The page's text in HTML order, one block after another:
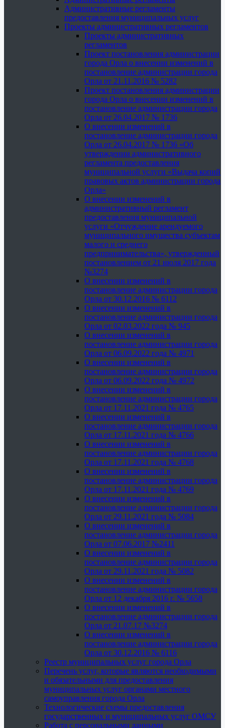
Административные регламенты
предоставления муниципальных услуг
Проекты административных регламентов
Проекты административных
регламентов
Проект постановления администрации
города Орла о внесении изменений в
постановление администрации города
Орла от 21.11.2016 № 5282
Проект постановления администрации
города Орла о внесении изменений в
постановление администрации города
Орла от 26.04.2017 № 1736
О внесении изменений в
постановление администрации города
Орла от 26.04.2017 № 1736 «Об
утверждении административного
регламента предоставления
муниципальной услуги «Выдача копий
правовых актов администрации города
Орла»
О внесении изменений в
административный регламент
предоставления муниципальной
услуги «Отчуждение арендуемого
муниципального имущества субъектам
малого и среднего
предпринимательства», утвержденный
постановлением от 21 июля 2017 года
№3274
О внесении изменений в
постановление администрации города
Орла от 30.12.2016 № 6112
О внесении изменений в
постановление администрации города
Орла от 02.03.2022 года № 945
О внесении изменений в
постановление администрации города
Орла от 06.09.2022 года № 4971
О внесении изменений в
постановление администрации города
Орла от 06.09.2022 года № 4972
О внесении изменений в
постановление администрации города
Орла от 17.11.2021 года № 4765
О внесении изменений в
постановление администрации города
Орла от 17.11.2021 года № 4766
О внесении изменений в
постановление администрации города
Орла от 17.11.2021 года № 4768
О внесении изменений в
постановление администрации города
Орла от 17.11.2021 года № 4769
О внесении изменений в
постановление администрации города
Орла от 29.11.2021 года № 5084
О внесении изменений в
постановление администрации города
Орла от 07.06.2017 №2411
О внесении изменений в
постановление администрации города
Орла от 29.11.2021 года № 5082
О внесении изменений в
постановление администрации города
Орла от 12 декабря 2016 г. № 5658
О внесении изменений в
постановление администрации города
Орла от 21.07.17 №3274
О внесении изменений в
постановление администрации города
Орла от 30.12.2016 № 6116
Реестр муниципальных услуг города Орла
Перечень услуг, которые являются необходимыми
и обязательными для предоставления
муниципальных услуг органами местного
самоуправления города Орла
Технологические схемы предоставления
государственных и муниципальных услуг ОМСУ
Работа с персональными данными